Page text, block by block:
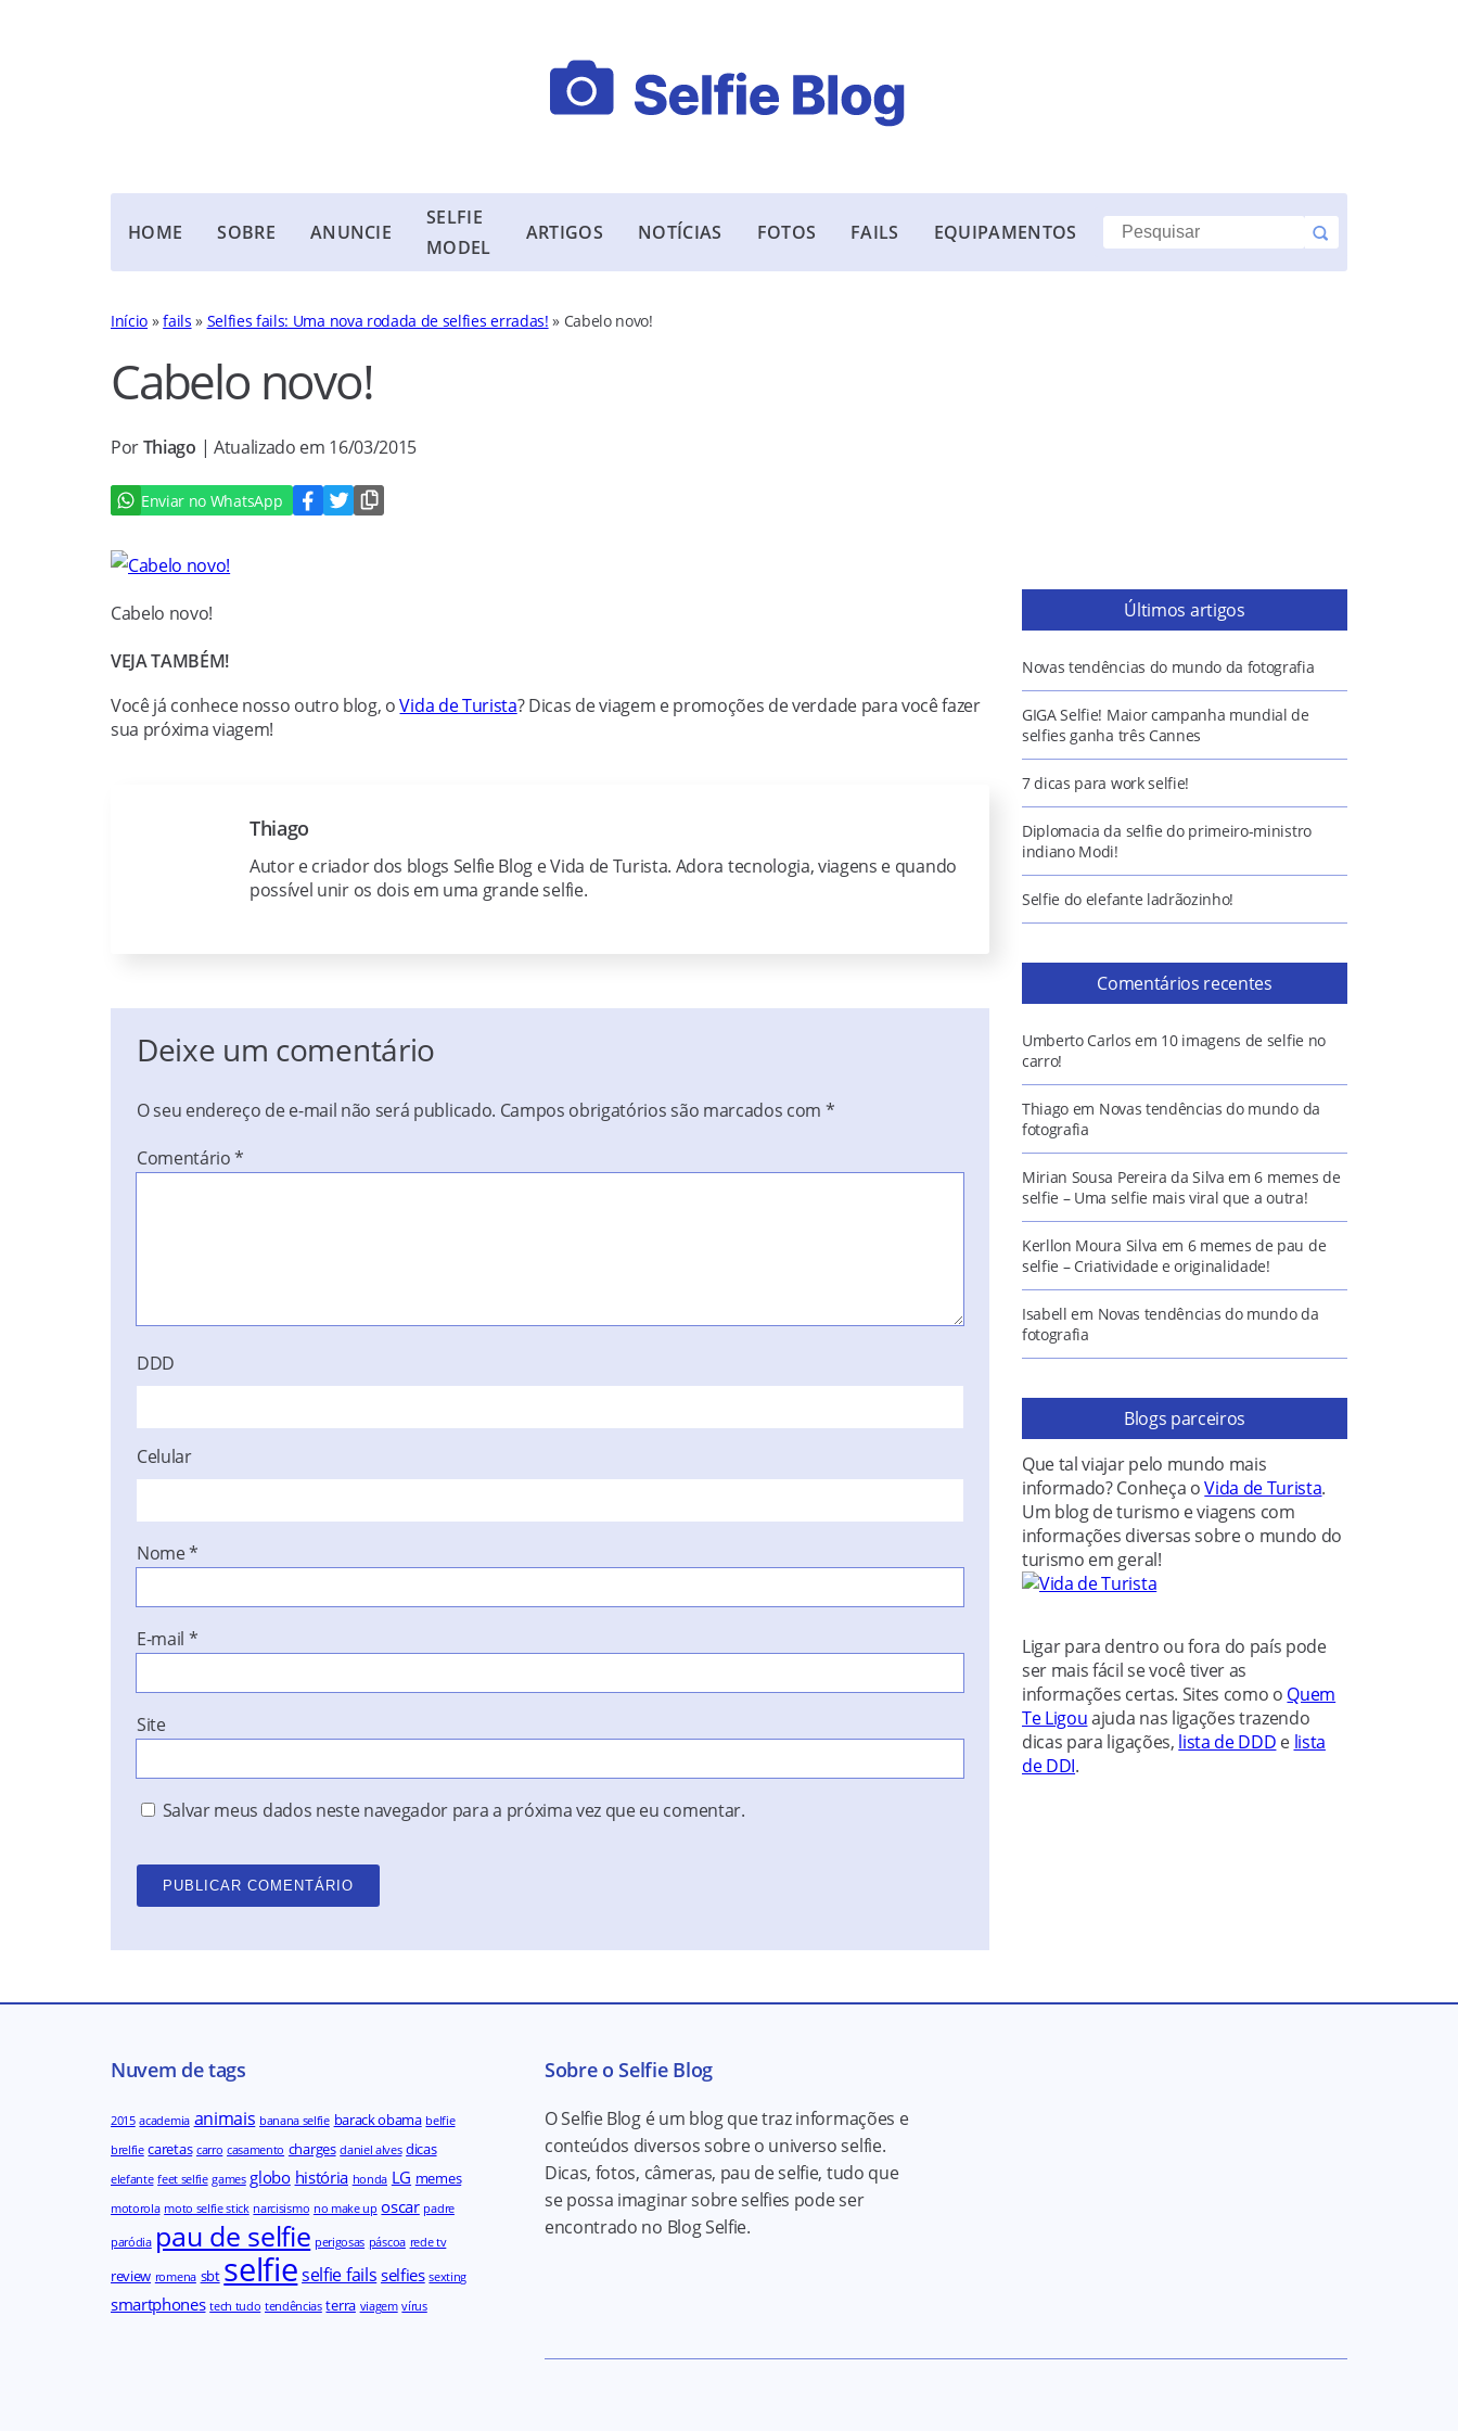
HOME SOBRE ANUNCIE
SELFIE
MODEL
ARTIGOS NOTÍCIAS FOTOS FAILS EQUIPAMENTOS
Início »fails » Selfies fails: Uma nova rodada de selfies erradas! » Cabelo novo!
Cabelo novo!
PorThiago | Atualizado em 16/03/2015
Enviar no WhatsApp
Cabelo novo!
VEJA TAMBÉM!
Você já conhece nosso outro blog, oVida de Turista? Dicas de viagem e promoções de verdade para você fazer
sua próxima viagem!
Thiago
Autor e criador dos blogs Selfie Blog e Vida de Turista. Adora tecnologia, viagens e quando
possível unir os dois em uma grande selfie.
Deixe um comentário
O seu endereço de e-mail não será publicado. Campos obrigatórios são marcados com *
Comentário*
DDD
Celular
Nome*
E-mail *
Site
Salvar meus dados neste navegador para a próxima vez que eu comentar.
Últimos artigos
Novas tendências do mundo da fotografia
GIGA Selfie! Maior campanha mundial de
selfies ganha três Cannes
7 dicas para work selfie!
Diplomacia da selfie do primeiro-ministro
indiano Modi!
Selfie do elefante ladrãozinho!
Comentários recentes
Umberto Carlos em 10 imagens de selfie no
carro!
Thiago em Novas tendências do mundo da
fotografia
Mirian Sousa Pereira da Silva em6 memes de
selfie – Uma selfie mais viral que a outra!
Kerllon Moura Silva em 6 memes de pau de
selfie – Criatividade e originalidade!
Isabell em Novas tendências do mundo da
fotografia
Blogs parceiros
Que tal viajar pelo mundo mais
informado? Conheça oVida de Turista.
Um blog de turismo e viagens com
informações diversas sobre o mundo do
turismo em geral!
Ligar para dentro ou fora do país pode
ser mais fácil se você tiver as
informações certas. Sites como o Quem
Te Ligouajuda nas ligações trazendo
dicas para ligações, lista de DDD e lista
de DDI.
Nuvem de tags
2015 academia animais banana selfie barack obama belfie
brelfie caretas carro casamento charges daniel alves dicas
elefante feet selfie games globo história honda LG memes
motorola moto selfie stick narcisismo no make up oscar padre
paródia pau de selfie perigosas páscoa rede tv
review romena sbt selfieselfie fails selfies sexting
smartphones tech tudo tendências terra viagem vírus
Sobre o Selfie Blog
O Selfie Blog é um blog que traz informações e
conteúdos diversos sobre o universo selfie.
Dicas, fotos, câmeras, pau de selfie, tudo que
se possa imaginar sobre selfies pode ser
encontrado no Blog Selfie.